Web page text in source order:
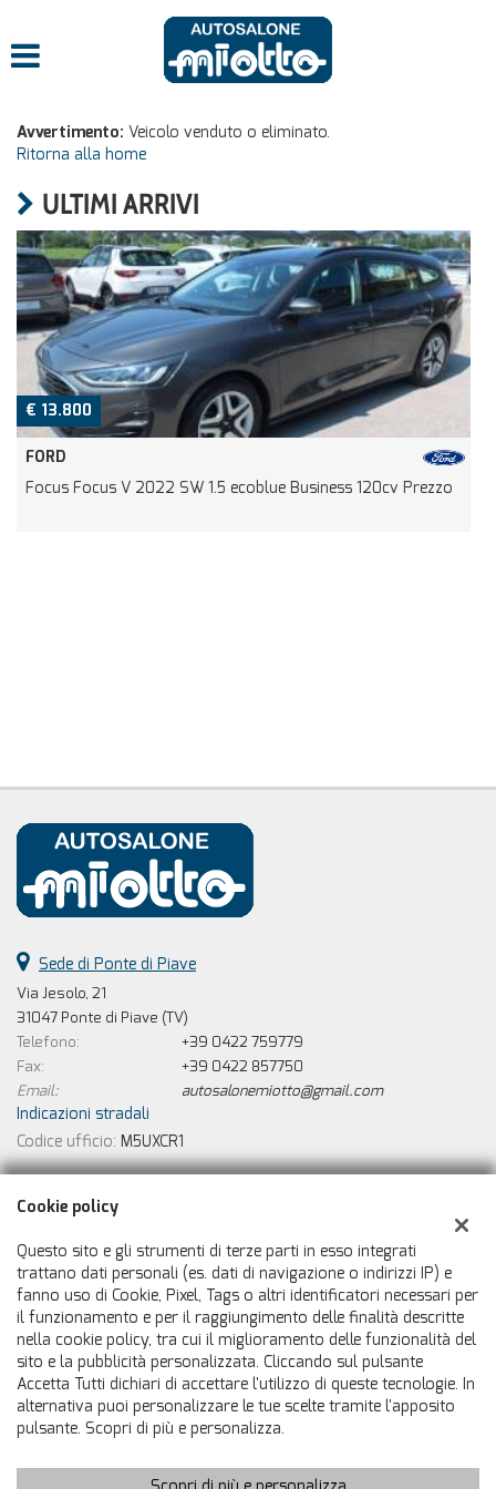
Avvertimento: Veicolo venduto o eliminato.
Ritorna alla home
ULTIMI ARRIVI
€ 13.800
FORD
Focus Focus V 2022 SW 1.5 ecoblue Business 120cv Prezzo
Sede di Ponte di Piave
Via Jesolo, 21
31047 Ponte di Piave (TV)
Telefono:
+39 0422 759779
Fax:
+39 0422 857750
Email:
autosalonemiotto@gmail.com
Indicazioni stradali
Codice ufficio: M5UXCR1
Dati fiscali:
Autosalone Miotto
Via Jesolo, 21, Ponte di Piave (TV)
C.F/P.IVA: 01199580265
Registro delle imprese:TV
Cookie policy
Questo sito e gli strumenti di terze parti in esso integrati
trattano dati personali (es. dati di navigazione o indirizzi IP) e
fanno uso di Cookie, Pixel, Tags o altri identificatori necessari per
il funzionamento e per il raggiungimento delle finalità descritte
nella cookie policy, tra cui il miglioramento delle funzionalità del
sito e la pubblicità personalizzata. Cliccando sul pulsante
Accetta Tutti dichiari di accettare l'utilizzo di queste tecnologie. In
alternativa puoi personalizzare le tue scelte tramite l'apposito
pulsante. Scopri di più e personalizza.